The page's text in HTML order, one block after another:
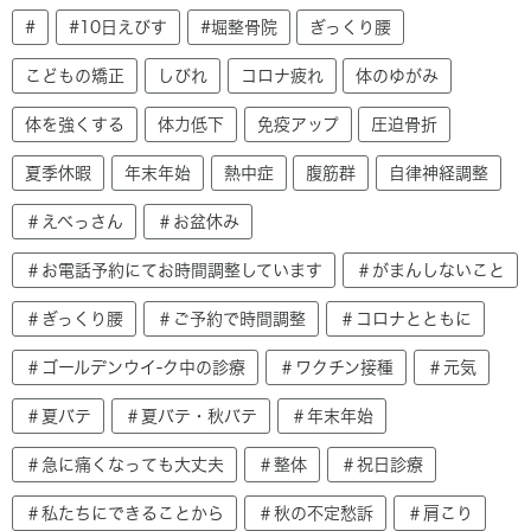
# #10日えびす #堀整骨院 ぎっくり腰
こどもの矯正 しびれ コロナ疲れ 体のゆがみ
体を強くする 体力低下 免疫アップ 圧迫骨折
夏季休暇 年末年始 熱中症 腹筋群 自律神経調整
＃えべっさん ＃お盆休み
＃お電話予約にてお時間調整しています ＃がまんしないこと
＃ぎっくり腰 ＃ご予約で時間調整 ＃コロナとともに
＃ゴールデンウイ-ク中の診療 ＃ワクチン接種 ＃元気
＃夏バテ ＃夏バテ・秋バテ ＃年末年始
＃急に痛くなっても大丈夫 ＃整体 ＃祝日診療
＃私たちにできることから ＃秋の不定愁訴 ＃肩こり